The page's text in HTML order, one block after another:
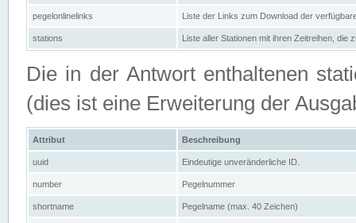
pegelonlinelinks Liste der Links zum Download der
stations Liste aller Stationen mit ihren Zeitreihen, die
Die in der Antwort enthaltenen
(dies ist eine Erweiterung der
Attribut Beschreibung
uuid Eindeutige unveränderliche ID.
number Pegelnummer
shortname Pegelname (max. 40 Zeichen)